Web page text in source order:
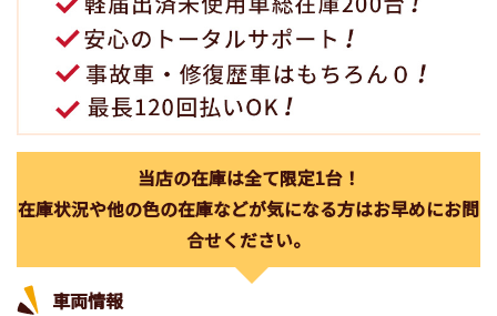
当店の在庫は全て限定1台！
在庫状況や他の色の在庫などが気になる方はお早めにお問
合せください。
車両情報